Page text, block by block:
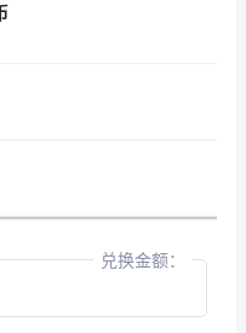
兑换金额：